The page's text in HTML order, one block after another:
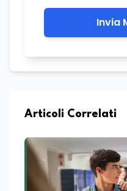
Invia
Articoli Correlati